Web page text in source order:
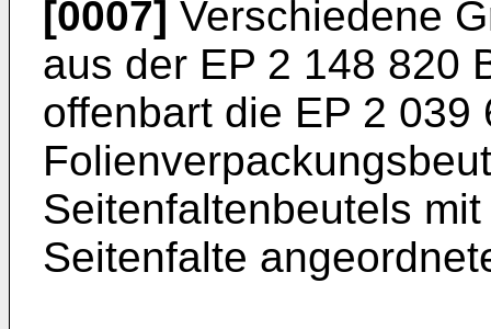
[0007] Verschiedene
aus der EP 2 148 820
offenbart die EP 2 039
Seitenfaltenbeutels
Seitenfalte